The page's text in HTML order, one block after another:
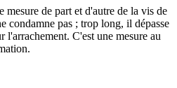
mesure de part et d'autre de la vis de
condamne pas ; trop long, il dépasse
l'arrachement. C'est une mesure au